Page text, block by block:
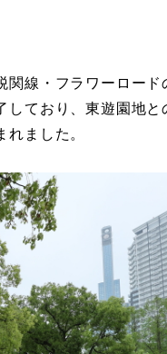
線・フラワーロード
ており、東遊園地と
ました。